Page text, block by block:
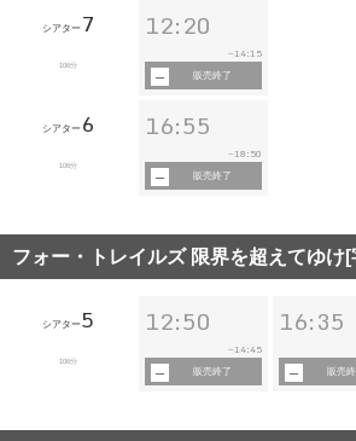
シアター 7
106分
12:20
~ 14:15
販売終了
シアター 6
106分
16:55
~ 18:50
販売終了
フォー・トレイルズ 限界を超えてゆけ[
シアター5
106分
12:50
~14:45
販売終了
16:35
販売